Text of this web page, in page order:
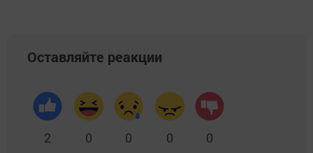
Оставляйте реакции
2 0 0 0 0